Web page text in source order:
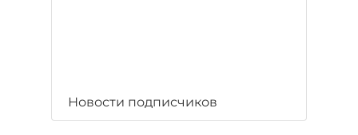
Новости подписчиков